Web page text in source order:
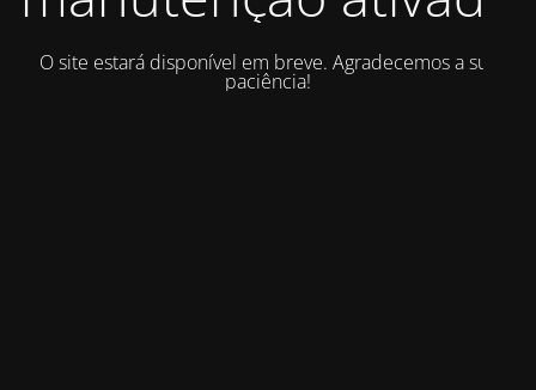
O site estará disponível em breve. Agradecemos a sua
paciência!